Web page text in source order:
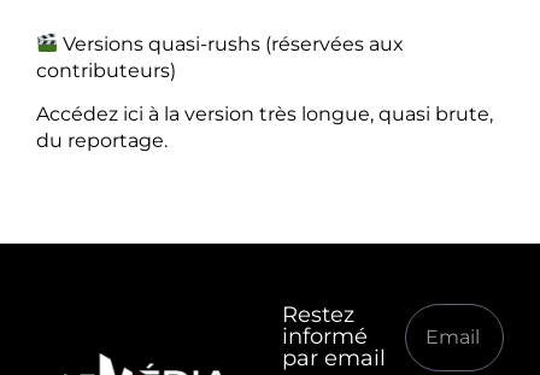
Versions quasi-rushs (réservées aux
contributeurs)
Accédez ici à la version très longue, quasi brute,
du reportage.
Restez
informé
par email